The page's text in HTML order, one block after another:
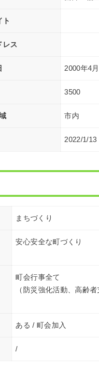
ト
レス
2000年4
3500
市内
2022/1/13
まちづくり
安心安全な町づくり
町会行事全て
（防災強化活動、高齢
ある / 町会加入
/